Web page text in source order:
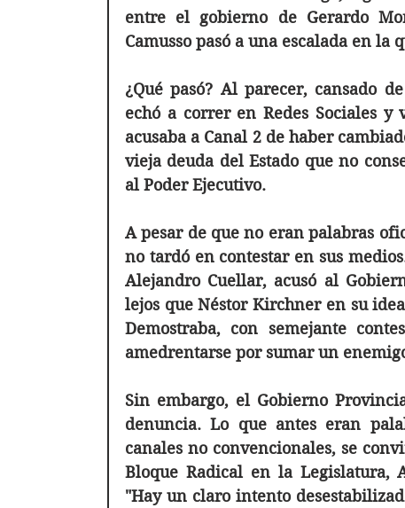
entre el gobierno de Gerardo
Camusso pasó a una escalada en la
¿Qué pasó? Al parecer, cansado
echó a correr en Redes Sociales
acusaba a Canal 2 de haber
vieja deuda del Estado que no
al Poder Ejecutivo.
A pesar de que no eran palabras
no tardó en contestar en sus
Alejandro Cuellar, acusó al
lejos que Néstor Kirchner en su
Demostraba, con semejante
amedrentarse por sumar un
Sin embargo, el Gobierno
denuncia. Lo que antes eran
canales no convencionales, se
Bloque Radical en la Legislatura,
"Hay un claro intento